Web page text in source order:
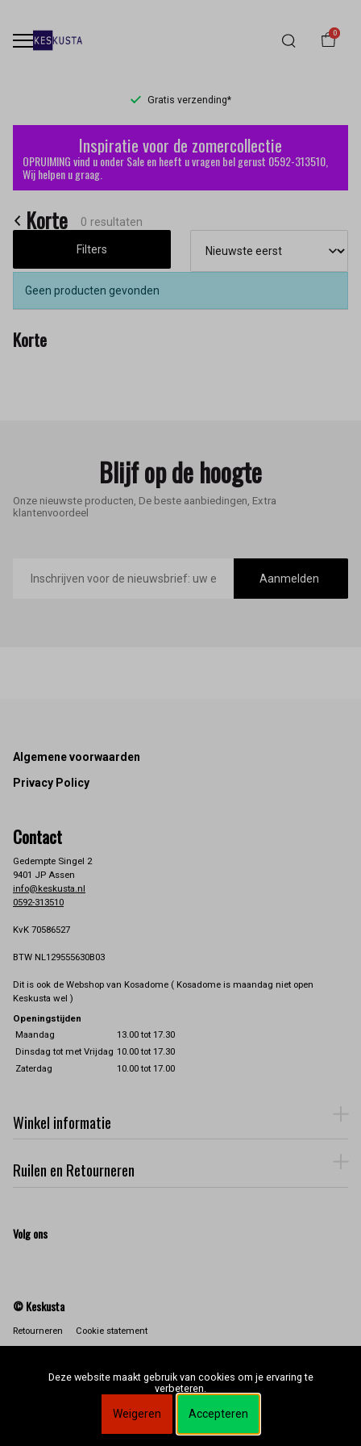
0
Gratis verzending*
Korte
Keskusta
Inspiratie voor de zomercollectie
OPRUIMING vind u onder Sale en heeft u vragen bel gerust 0592-313510,
Wij helpen u graag.
Korte 0 resultaten
Filters
Geen producten gevonden
Korte
Blijf op de hoogte
Onze nieuwste producten, De beste aanbiedingen, Extra
klantenvoordeel
mailadres
Aanmelden
Footer
Algemene voorwaarden
Privacy Policy
Contact
Gedempte Singel 2
9401 JP Assen
info@keskusta.nl
0592-313510
KvK 70586527
BTW NL129555630B03
Dit is ook de Webshop van Kosadome ( Kosadome is maandag niet open
Keskusta wel )
Openingstijden
Maandag
13.00 tot 17.30
Dinsdag tot met Vrijdag 10.00 tot 17.30
Zaterdag
10.00 tot 17.00
Winkel informatie
Ruilen en Retourneren
Volg ons
© Keskusta
Retourneren Cookie statement
Deze website maakt gebruik van cookies om je ervaring te
verbeteren.
Weigeren Accepteren